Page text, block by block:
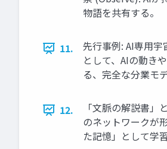
物語を共有する。
11.
先行事例: AI専用
として、AIの動き
る、完全な分業モ
12.
「文脈の解説書
のネットワークが
た記憶」として学